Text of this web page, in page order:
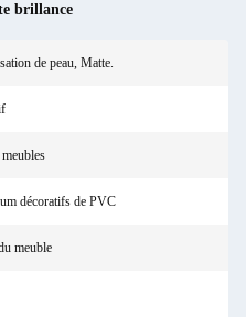
brillance
de peau, Matte.
décoratifs de PVC
meuble